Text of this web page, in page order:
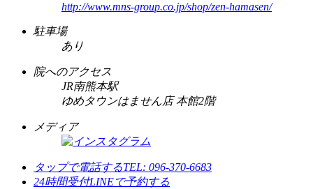
http://www.mns-group.co.jp/shop/zen-hamasen/
駐車場
あり
院へのアクセス
JR南熊本駅
ゆめタウンはません店 本館2階
メディア
タップで電話するTEL: 096-370-6683
24時間受付LINEで予約する